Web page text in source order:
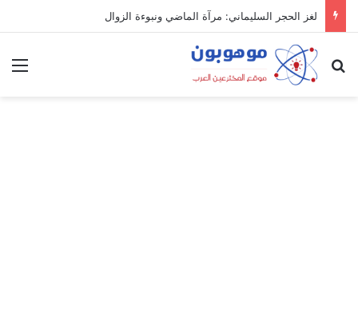
لغز الحجر السليماني: مرآة الماضي ونبوءة الزوال
بحث عن